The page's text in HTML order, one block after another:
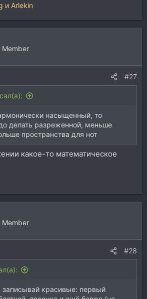
и Arlekin
Member
#27
насыщенный, то
делать разреженной, меньше
пространства для нот
какое-то математическое
Member
#28
записывай красивые: первый